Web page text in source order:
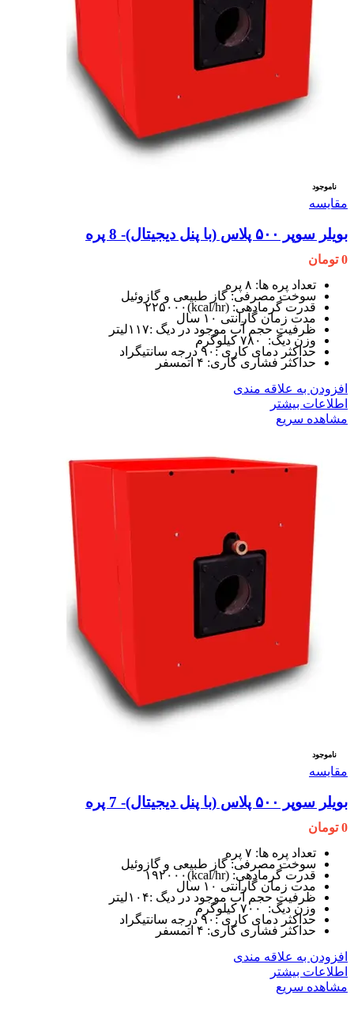
ناموجود
مقایسه
بویلر سوپر ۵۰۰ پلاس (با پنل دیجیتال)- 8 پره
0 تومان
تعداد پره ها: ۸ پره
سوخت مصرفی: گاز طبیعی و گازوئیل
قدرت گرمادهی: (kcal/hr)۲۲۵۰۰۰
مدت زمان گارانتی ۱۰ سال
ظرفیت حجم آب موجود در دیگ :۱۱۷لیتر
وزن دیگ: ۷۸۰ کیلوگرم
حداکثر دمای کاری :۹۰ درجه سانتیگراد
حداکثر فشاری کاری: ۴ اتمسفر
افزودن به علاقه مندی
اطلاعات بیشتر
مشاهده سریع
ناموجود
مقایسه
بویلر سوپر ۵۰۰ پلاس (با پنل دیجیتال)- 7 پره
0 تومان
تعداد پره ها: ۷ پره
سوخت مصرفی: گاز طبیعی و گازوئیل
قدرت گرمادهی: (kcal/hr)۱۹۲۰۰۰
مدت زمان گارانتی ۱۰ سال
ظرفیت حجم آب موجود در دیگ :۱۰۴لیتر
وزن دیگ: ۷۰۰ کیلوگرم
حداکثر دمای کاری :۹۰ درجه سانتیگراد
حداکثر فشاری کاری: ۴ اتمسفر
افزودن به علاقه مندی
اطلاعات بیشتر
مشاهده سریع